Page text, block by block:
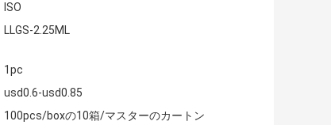
ISO
LLGS-2.25ML
1pc
usd0.6-usd0.85
100pcs/boxの10箱/マスターのカートン